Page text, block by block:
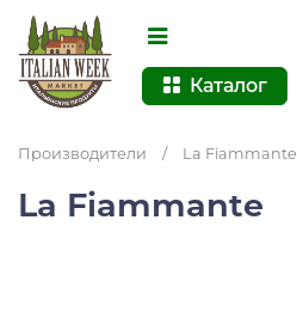
Каталог
Производители / La Fiammante
La Fiammante